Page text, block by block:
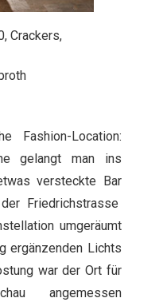
Crackers,
Fashion-Location:
gelangt man ins
versteckte Bar
Friedrichstrasse
umgeräumt
ergänzenden Lichts
war der Ort für
angemessen